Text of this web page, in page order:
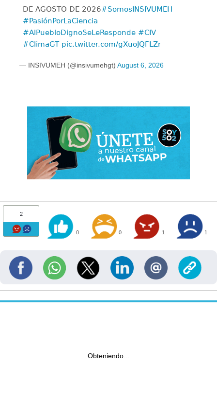
DE AGOSTO DE 2026#SomosINSIVUMEH
#PasiónPorLaCiencia
#AlPuebloDignoSeLeResponde #CIV
#ClimaGT pic.twitter.com/gXuoJQFLZr
— INSIVUMEH (@insivumehgt) August 6, 2026
2
0 0 1 1
Obteniendo...